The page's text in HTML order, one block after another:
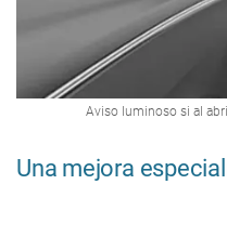
Aviso luminoso si al
Una mejora